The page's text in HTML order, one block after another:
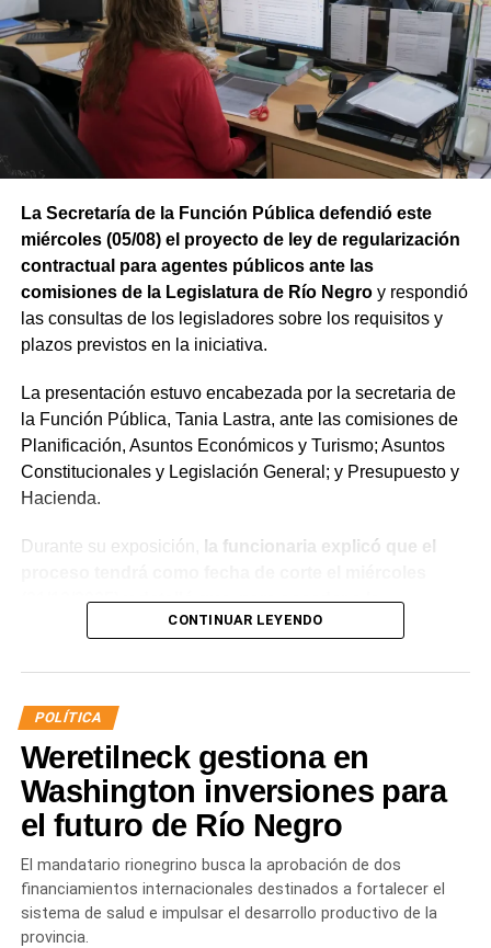
La Secretaría de la Función Pública defendió este
miércoles (05/08) el proyecto de ley de regularización
contractual para agentes públicos ante las
comisiones de la Legislatura de Río Negroy respondió
las consultas de los legisladores sobre los requisitos y
plazos previstos en la iniciativa.
La presentación estuvo encabezada por la secretaria de
la Función Pública, Tania Lastra, ante las comisiones de
Planificación, Asuntos Económicos y Turismo; Asuntos
Constitucionales y Legislación General; y Presupuesto y
Hacienda.
Durante su exposición,
la funcionaria explicó que el
(31/12/2025) y detalló que, para acceder a la
estabilidad, los agentes deberán aprobar el examen
Administración Pública (IPAP), no registrar sanciones
superiores a 10 días de suspensión ante la Junta de
Disciplina, contar con un informe favorable y acreditar
aptitud psicofísica mediante la Junta Médica
Provincial.
Además, Lastra aseguró que el salario neto de los
trabajadores no sufrirá reducciones y remarcó que todo el
procedimiento respetará «criterios objetivos, igualdad de
oportunidades, publicidad, transparencia y derecho a la
revisión administrativa».
CONTINUAR LEYENDO
POLÍTICA
Weretilneck gestiona en
Washington inversiones para
el futuro de Río Negro
El mandatario rionegrino busca la aprobación de dos
financiamientos internacionales destinados a fortalecer el
sistema de salud e impulsar el desarrollo productivo de la
provincia.